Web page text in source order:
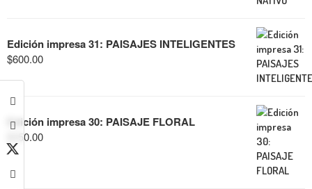
Edición impresa 31: PAISAJES INTELIGENTES
$600.00
Edición impresa 30: PAISAJE FLORAL
350.00